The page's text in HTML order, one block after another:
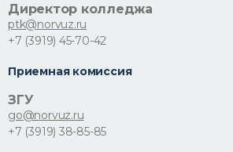
Директор колледжа
ptk@norvuz.ru
+7 (3919) 45-70-42
Приемная комиссия
ЗГУ
go@norvuz.ru
+7 (3919) 38-85-85